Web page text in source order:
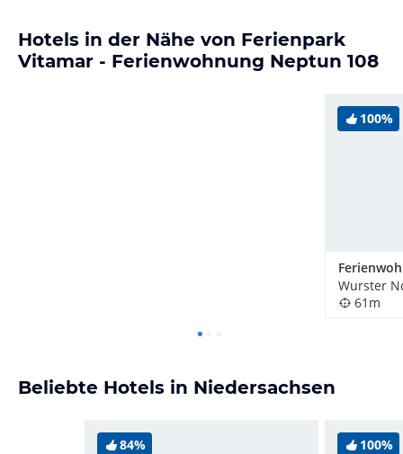
Hotels in der Nähe von Ferienpark
Vitamar - Ferienwohnung Neptun 108
100%
61m
Beliebte Hotels in Niedersachsen
84% 100%